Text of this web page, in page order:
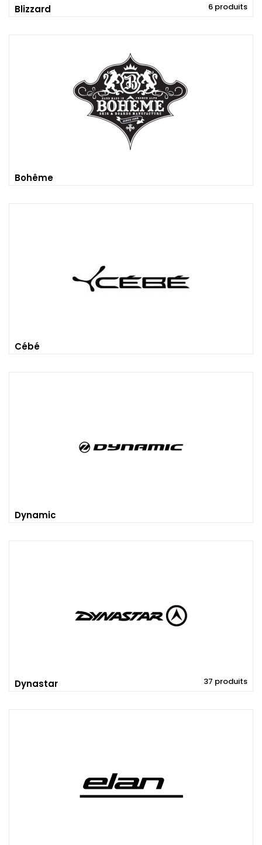
Blizzard 6 produits
Bohême
Cébé
Dynamic
Dynastar 37 produits